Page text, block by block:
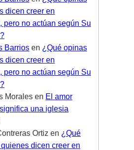
dicen creer en
pero no actúan según Su
Barrios en ¿Qué opinas
dicen creer en
pero no actúan según Su
Morales en El amor
una iglesia
Ortiz en ¿Qué
dicen creer en